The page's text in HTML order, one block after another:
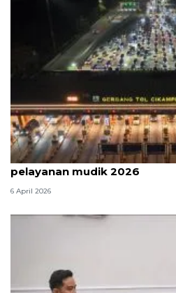
Survei: 88,8 persen
pelayanan mudik 2026
6 April 2026